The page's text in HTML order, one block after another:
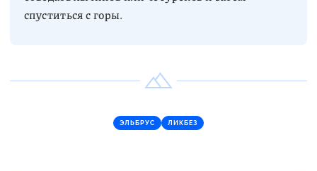
спуститься с горы.
ЭЛЬБРУС ЛИКБЕЗ